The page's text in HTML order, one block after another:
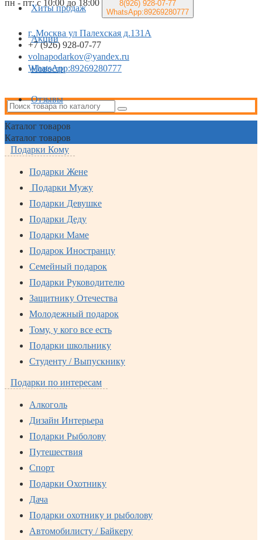
пн - пт: с 10:00 до 18:00 8(926) 928-07-77
WhatsApp:89269280777
г. Москва ул Палехская д.131А
+7 (926) 928-07-77
volnapodarkov@yandex.ru
WhatsApp:89269280777
Хиты продаж
Акции
Новости
Отзывы
Каталог товаров
Каталог товаров
Подарки Кому
Подарки Жене
Подарки Мужу
Подарки Девушке
Подарки Деду
Подарки Маме
Подарок Иностранцу
Семейный подарок
Подарки Руководителю
Защитнику Отечества
Молодежный подарок
Тому, у кого все есть
Подарки школьнику
Студенту / Выпускнику
Подарки по интересам
Алкоголь
Дизайн Интерьера
Подарки Рыболову
Путешествия
Спорт
Подарки Охотнику
Дача
Подарки охотнику и рыболову
Автомобилисту / Байкеру